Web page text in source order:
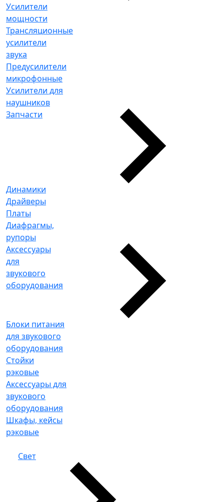
Усилители
мощности
Трансляционные
усилители
звука
Предусилители
микрофонные
Усилители для
наушников
Запчасти
Динамики
Драйверы
Платы
Диафрагмы,
рупоры
Аксессуары
для
звукового
оборудования
Блоки питания
для звукового
оборудования
Стойки
рэковые
Аксессуары для
звукового
оборудования
Шкафы, кейсы
рэковые
Свет